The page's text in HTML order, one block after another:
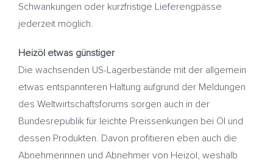
Schwankungen oder kurzfristige Lieferengpässe
jederzeit möglich.
Heizöl etwas günstiger
Die wachsenden US-Lagerbestände mit der allgemein
etwas entspannteren Haltung aufgrund der Meldungen
des Weltwirtschaftsforums sorgen auch in der
Bundesrepublik für leichte Preissenkungen bei Öl und
dessen Produkten. Davon profitieren eben auch die
Abnehmerinnen und Abnehmer von Heizöl, weshalb